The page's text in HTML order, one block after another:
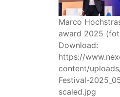
Marco
award 2025
Download:
https://
content/
Festival-
scaled.jpg